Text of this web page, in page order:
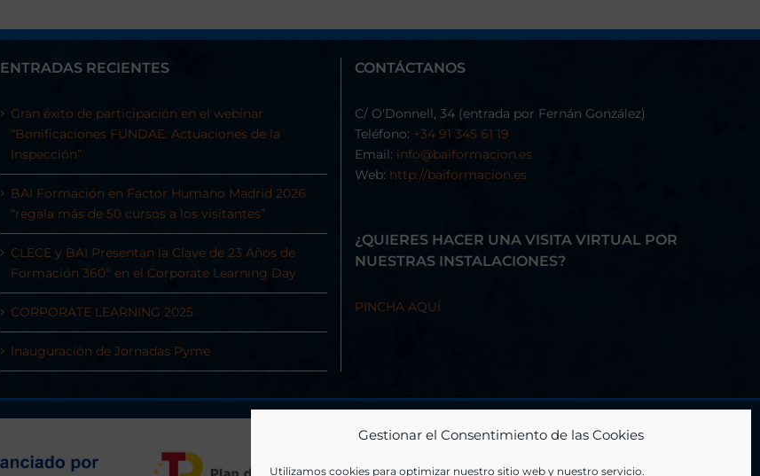
Gestionar el Consentimiento de las Cookies
Utilizamos cookies para optimizar nuestro sitio web y nuestro servicio.
ENTRADAS RECIENTES
Gran éxito de participación en el webinar
“Bonificaciones FUNDAE: Actuaciones de la
Inspección”
BAI Formación en Factor Humano Madrid 2026
“regala más de 50 cursos a los visitantes”
CLECE y BAI Presentan la Clave de 23 Años de
Formación 360º en el Corporate Learning Day
CORPORATE LEARNING 2025
Inauguración de Jornadas Pyme
CONTÁCTANOS
C/ O'Donnell, 34 (entrada por Fernán González)
Teléfono: +34 91 345 61 19
Email: info@baiformacion.es
Web: http://baiformacion.es
¿QUIERES HACER UNA VISITA VIRTUAL POR
NUESTRAS INSTALACIONES?
PINCHA AQUÍ